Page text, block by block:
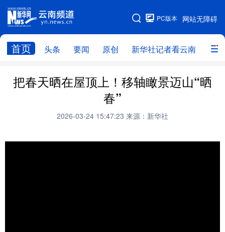
网站无障碍
PC版本
首页 头条 要闻 原创 新华社记者看云南 政务
网站地图
头条 云南要闻 本网原创
政务
云南省领导报道集
教育
州市
社会
把春天晒在屋顶上！移轴瞰景迈山“晒
春”
2026-03-24 15:47:23 来源：新华社